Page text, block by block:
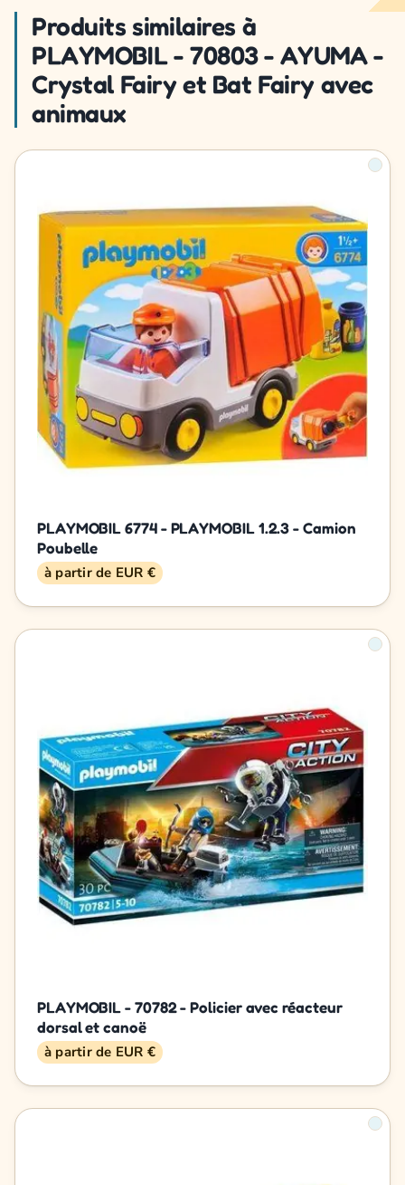
Produits similaires à
PLAYMOBIL - 70803 - AYUMA -
Crystal Fairy et Bat Fairy avec
animaux
PLAYMOBIL 6774 - PLAYMOBIL 1.2.3 - Camion
Poubelle
à partir de EUR €
PLAYMOBIL - 70782 - Policier avec réacteur
dorsal et canoë
à partir de EUR €